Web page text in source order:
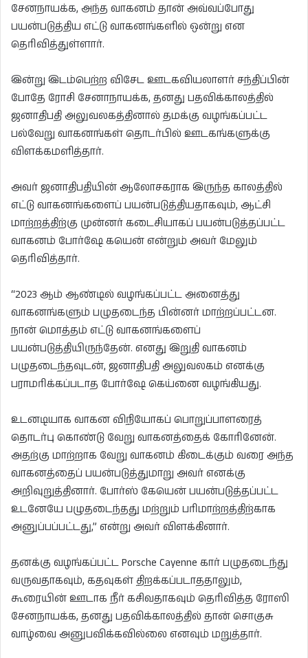
சேனநாயக்க, அந்த வாகனம் தான் அவ்வப்போது
பயன்படுத்திய எட்டு வாகனங்களில் ஒன்று என
தெரிவித்துள்ளார்.
இன்று இடம்பெற்ற விசேட ஊடகவியலாளர் சந்திப்பின்
போதே ரோசி சேனாநாயக்க, தனது பதவிக்காலத்தில்
ஜனாதிபதி அலுவலகத்தினால் தமக்கு வழங்கப்பட்ட
பல்வேறு வாகனங்கள் தொடர்பில் ஊடகங்களுக்கு
விளக்கமளித்தார்.
அவர் ஜனாதிபதியின் ஆலோசகராக இருந்த காலத்தில்
எட்டு வாகனங்களைப் பயன்படுத்தியதாகவும், ஆட்சி
மாற்றத்திற்கு முன்னர் கடைசியாகப் பயன்படுத்தப்பட்ட
வாகனம் போர்ஷே கயென் என்றும் அவர் மேலும்
தெரிவித்தார்.
“2023 ஆம் ஆண்டில் வழங்கப்பட்ட அனைத்து
வாகனங்களும் பழுதடைந்த பின்னர் மாற்றப்பட்டன.
நான் மொத்தம் எட்டு வாகனங்களைப்
பயன்படுத்தியிருந்தேன். எனது இறுதி வாகனம்
பழுதடைந்தவுடன், ஜனாதிபதி அலுவலகம் எனக்கு
பராமரிக்கப்படாத போர்ஷே கெய்னை வழங்கியது.
உடனடியாக வாகன விநியோகப் பொறுப்பாளரைத்
தொடர்பு கொண்டு வேறு வாகனத்தைக் கோரினேன்.
அதற்கு மாற்றாக வேறு வாகனம் கிடைக்கும் வரை அந்த
வாகனத்தைப் பயன்படுத்துமாறு அவர் எனக்கு
அறிவுறுத்தினார். போர்ஸ் கேயென் பயன்படுத்தப்பட்ட
உடனேயே பழுதடைந்தது மற்றும் பரிமாற்றத்திற்காக
அனுப்பப்பட்டது,” என்று அவர் விளக்கினார்.
தனக்கு வழங்கப்பட்ட Porsche Cayenne கார் பழுதடைந்து
வருவதாகவும், கதவுகள் திறக்கப்படாததாலும்,
கூரையின் ஊடாக நீர் கசிவதாகவும் தெரிவித்த ரோஸி
சேனநாயக்க, தனது பதவிக்காலத்தில் தான் சொகுசு
வாழ்வை அனுபவிக்கவில்லை எனவும் மறுத்தார்.